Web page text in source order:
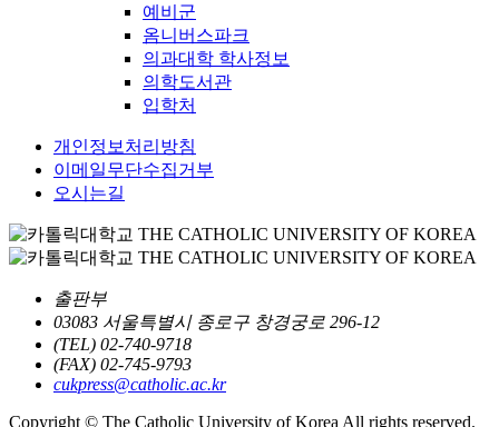
예비군
옴니버스파크
의과대학 학사정보
의학도서관
입학처
개인정보처리방침
이메일무단수집거부
오시는길
출판부
03083 서울특별시 종로구 창경궁로 296-12
(TEL) 02-740-9718
(FAX) 02-745-9793
cukpress@catholic.ac.kr
Copyright © The Catholic University of Korea All rights reserved.